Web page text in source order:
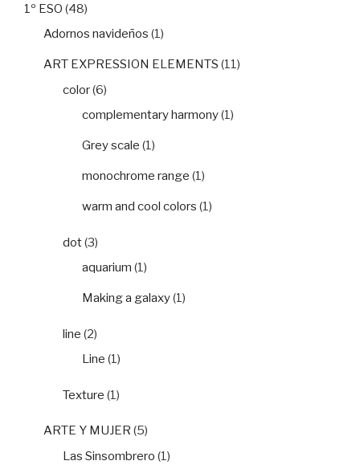
1º ESO (48)
Adornos navideños (1)
ART EXPRESSION ELEMENTS (11)
color(6)
complementary harmony(1)
Grey scale (1)
monochrome range (1)
warm and cool colors (1)
dot(3)
aquarium (1)
Making a galaxy(1)
line (2)
Line (1)
Texture (1)
ARTE Y MUJER (5)
Las Sinsombrero (1)